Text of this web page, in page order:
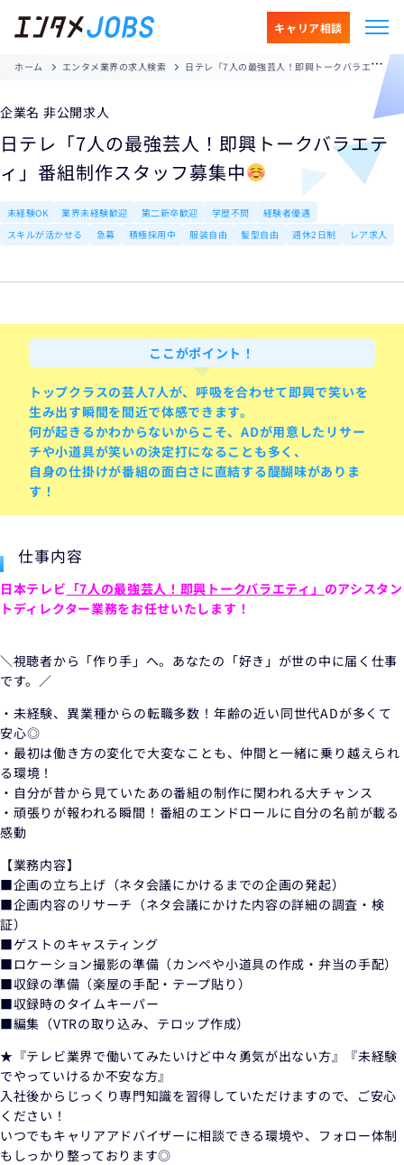
キャリア相談
ホーム エンタメ業界の求人検索 日テレ「7人の最強芸人！即興トークバラエティ」番組制作スタッフ募集中
企業名 非公開求人
日テレ「7人の最強芸人！即興トークバラエテ
ィ」番組制作スタッフ募集中
未経験OK 業界未経験歓迎 第二新卒歓迎 学歴不問
経験者優遇
スキルが活かせる
急募 積極採用中 服装自由 髪型自由 週休2日制 レア求人
ここがポイント！
トップクラスの芸人7人が、 呼吸を合わせて即興で笑いを
生み出す瞬間を間近で体感できます。
何が起きるかわからないからこそ、ADが用意したリサー
チや小道具が笑いの決定打になることも多く、
自身の仕掛けが番組の面白さに直結する醍醐味がありま
す！
仕事内容
日本テレビ 「7人の最強芸人！即興トークバラエティ」 のアシスタン
トディレクター業務をお任せいたします！
＼視聴者から「作り手」へ。あなたの「好き」が世の中に届く仕事
です。／
・ 未経験、異業種からの転職多数！年齢の近い同世代ADが多くて
安心◎
・最初は働き方の変化で大変なことも、仲間と一緒に乗り越えられ
る環境！
・ 自分が昔から見ていたあの番組の制作に関われる大チャンス
・頑張りが報われる瞬間！番組のエンドロールに自分の名前が載る
感動
【業務内容】
■企画の立ち上げ（ネタ会議にかけるまでの企画の発起）
■企画内容のリサーチ（ネタ会議にかけた内容の詳細の調査・検
証）
■ゲストのキャスティング
■ロケーション撮影の準備（カンペや小道具の作成・弁当の手配）
■収録の準備（楽屋の手配・テープ貼り）
■収録時のタイムキーパー
■編集（VTRの取り込み、テロップ作成）
★『テレビ業界で働いてみたいけど中々勇気が出ない方』『未経験
でやっていけるか不安な方』
入社後からじっくり専門知識を習得していただけますので、ご安心
ください！
いつでもキャリアアドバイザーに相談できる環境や、フォロー体制
もしっかり整っております◎